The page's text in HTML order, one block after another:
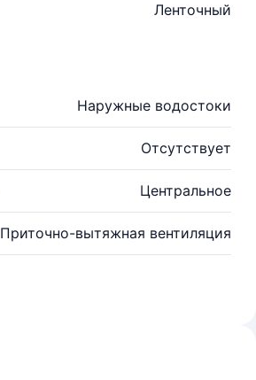
Ленточный
Наружные водостоки
Отсутствует
Центральное
Приточно-вытяжная вентиляция